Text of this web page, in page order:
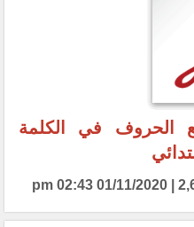
الحروف في الكلمة